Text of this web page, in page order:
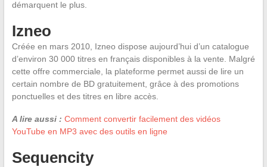
démarquent le plus.
Izneo
Créée en mars 2010, Izneo dispose aujourd’hui d’un catalogue
d’environ 30 000 titres en français disponibles à la vente. Malgré
cette offre commerciale, la plateforme permet aussi de lire un
certain nombre de BD gratuitement, grâce à des promotions
ponctuelles et des titres en libre accès.
A lire aussi : Comment convertir facilement des vidéos
YouTube en MP3 avec des outils en ligne
Sequencity